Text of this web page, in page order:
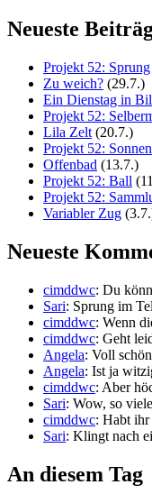
Neueste
Projekt 52: Sprung
Zu weich? (29.7.)
Ein Dienstag in
Projekt 52:
Lila Zelt (20.7.)
Projekt 52:
Offenbad (13.7.)
Projekt 52: Ball
Projekt 52:
Variabler Zug
Neueste
cimddwc: Du
Sari: Sprung im
cimddwc: Wenn
cimddwc: Geht
Angela: Voll
Angela: Ist ja
cimddwc: Aber
Sari: Wow, so
cimddwc: Habt ihr
Sari: Klingt nach
An diesem Tag